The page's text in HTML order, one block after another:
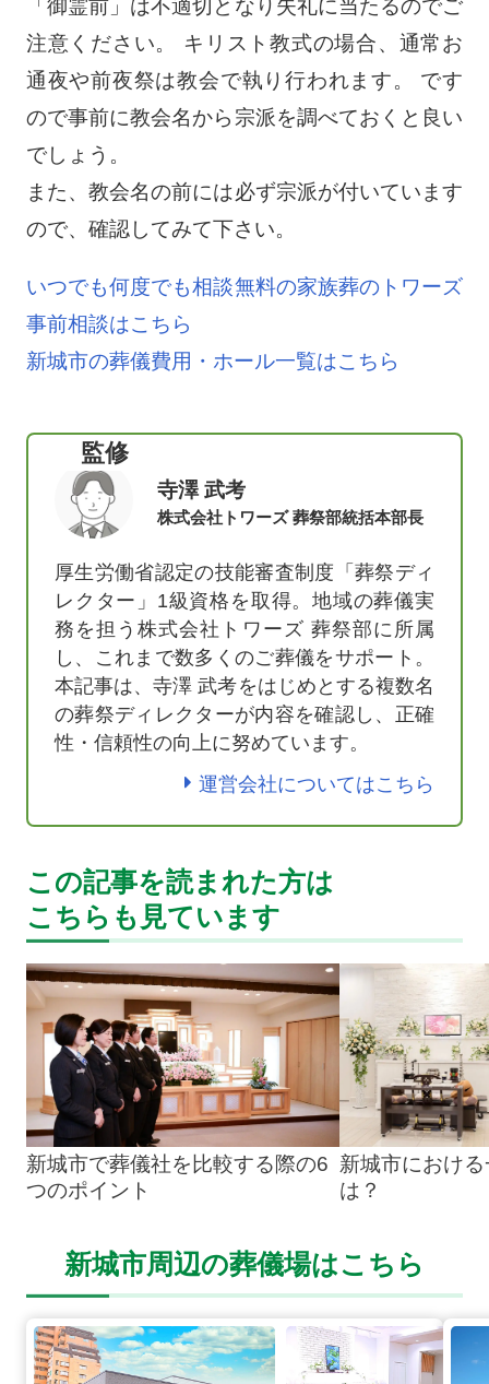
「御霊前」は不適切となり失礼に当たるのでご
注意ください。 キリスト教式の場合、通常お
通夜や前夜祭は教会で執り行われます。 です
ので事前に教会名から宗派を調べておくと良い
でしょう。
また、教会名の前には必ず宗派が付いています
ので、確認してみて下さい。
いつでも何度でも相談無料の家族葬のトワーズ
事前相談はこちら
新城市の葬儀費用・ホール一覧はこちら
監修
寺澤 武考
株式会社トワーズ 葬祭部統括本部長
厚生労働省認定の技能審査制度「葬祭ディ
レクター」1級資格を取得。地域の葬儀実
務を担う株式会社トワーズ 葬祭部に所属
し、これまで数多くのご葬儀をサポート。
本記事は、寺澤 武考をはじめとする複数名
の葬祭ディレクターが内容を確認し、正確
性・信頼性の向上に努めています。
運営会社についてはこちら
この記事を読まれた方は
こちらも見ています
新城市で葬儀社を比較する際の6
つのポイント
新城市におけ
は？
新城市周辺の葬儀場はこちら
豊川中央通の詳細へ 豊